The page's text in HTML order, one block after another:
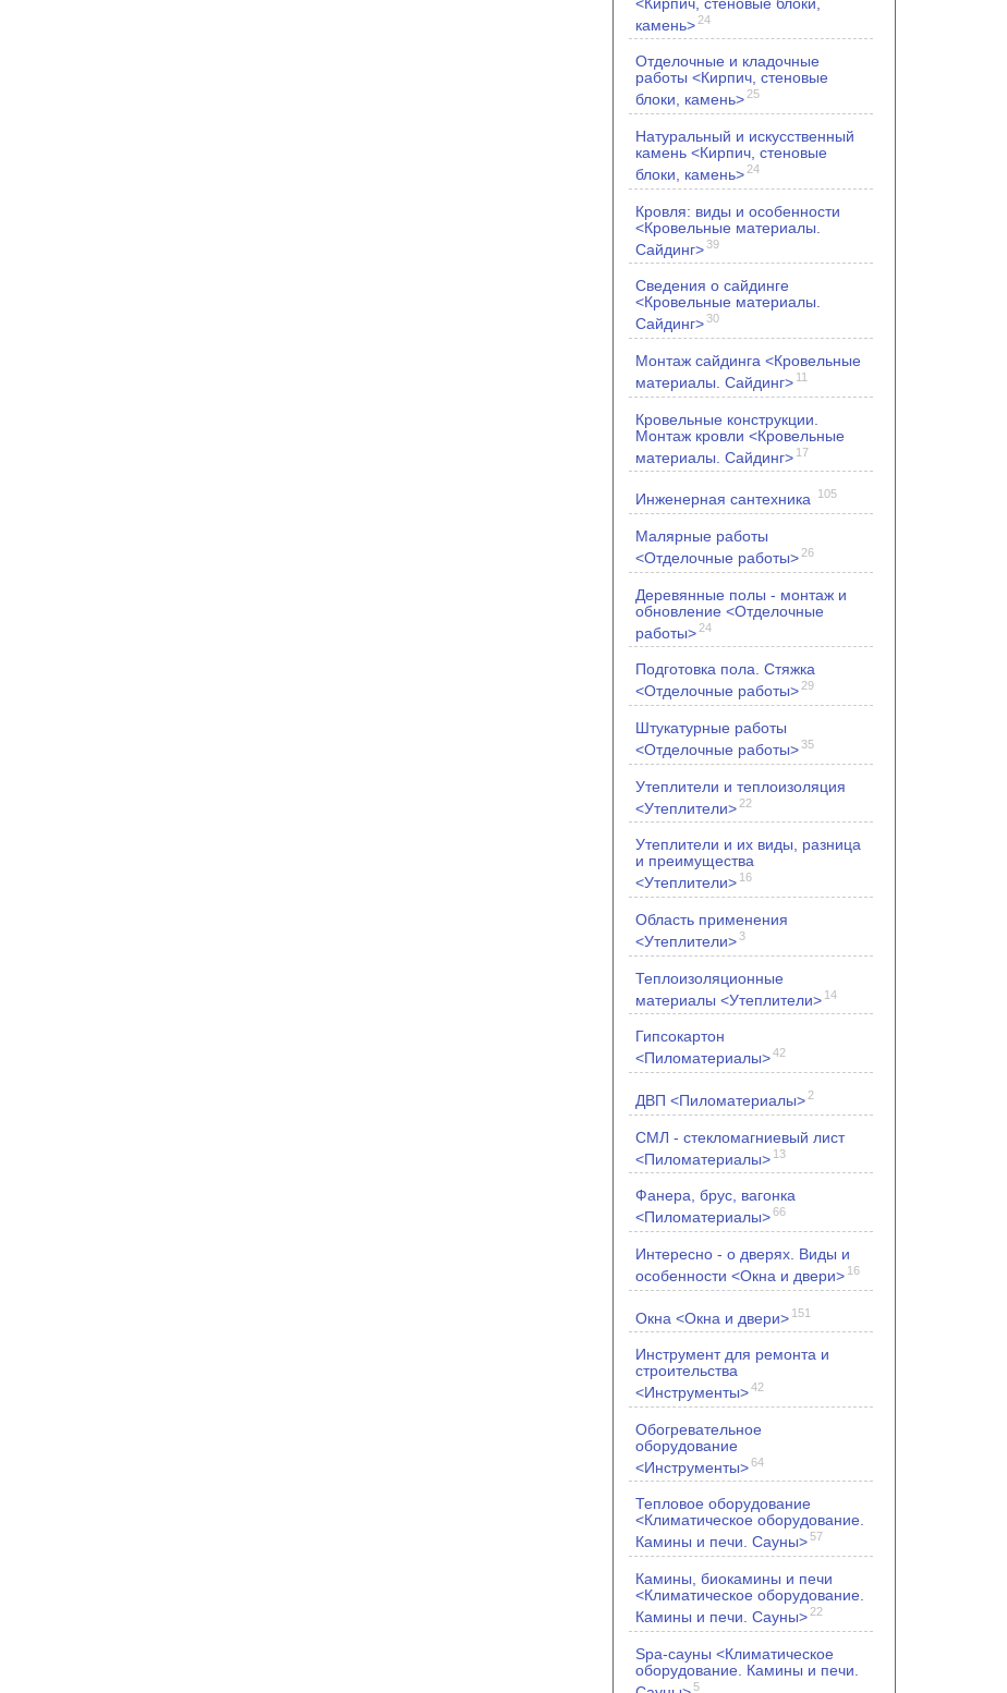
камень> 24
Отделочные и кладочные
работы <Кирпич, стеновые
блоки, камень> 25
Натуральный и искусственный
камень <Кирпич, стеновые
блоки, камень> 24
Кровля: виды и особенности
<Кровельные материалы.
Сайдинг>39
Сведения о сайдинге
<Кровельные материалы.
Сайдинг>30
Монтаж сайдинга <Кровельные
материалы. Сайдинг> 11
Кровельные конструкции.
Монтаж кровли <Кровельные
материалы. Сайдинг> 17
Инженерная сантехника 105
Малярные работы
<Отделочные работы> 26
Деревянные полы - монтаж и
обновление <Отделочные
работы> 24
Подготовка пола. Стяжка
<Отделочные работы> 29
Штукатурные работы
<Отделочные работы>35
Утеплители и теплоизоляция
<Утеплители> 22
Утеплители и их виды, разница
и преимущества
<Утеплители> 16
Область применения
<Утеплители>3
Теплоизоляционные
материалы <Утеплители> 14
Гипсокартон
<Пиломатериалы>42
ДВП <Пиломатериалы> 2
СМЛ - стекломагниевый лист
<Пиломатериалы> 13
Фанера, брус, вагонка
<Пиломатериалы>66
Интересно - о дверях. Виды и
особенности <Окна и двери> 16
Окна <Окна и двери> 151
Инструмент для ремонта и
строительства
<Инструменты>42
Обогревательное
оборудование
<Инструменты>64
Тепловое оборудование
<Климатическое оборудование.
Камины и печи. Сауны>57
Камины, биокамины и печи
<Климатическое оборудование.
Камины и печи. Сауны> 22
Spa-сауны <Климатическое
оборудование. Камины и печи.
5